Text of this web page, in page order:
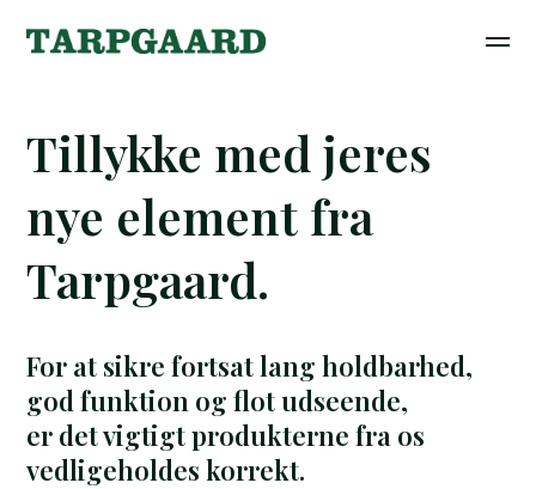
Tillykke med jeres
nye element fra
Tarpgaard.
For at sikre fortsat lang holdbarhed,
god funktion og flot udseende,
er det vigtigt produkterne fra os
vedligeholdes korrekt.